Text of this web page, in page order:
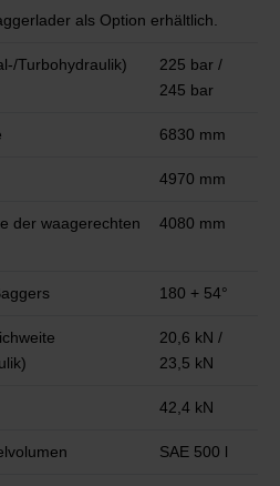
als Option erhältlich.
Turbohydraulik)
225 bar /
245 bar
6830 mm
4970 mm
der waagerechten
4080 mm
180 + 54°
20,6 kN /
23,5 kN
42,4 kN
SAE 500 l